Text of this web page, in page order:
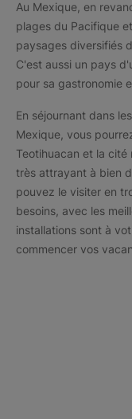
Au Mexique, en
plages du Pacifique
paysages diversifiés
C'est aussi un pays
pour sa gastronomie
En séjournant dans
Mexique, vous
Teotihuacan et la
très attrayant à bien
pouvez le visiter en
besoins, avec les
installations sont à
commencer vos